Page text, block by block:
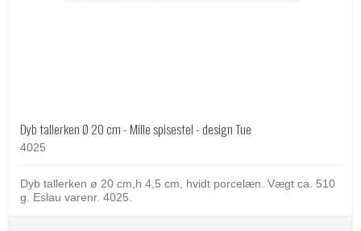
Dyb tallerken Ø 20 cm - Mille spisestel - design Tue
4025
Dyb tallerken ø 20 cm,h 4,5 cm, hvidt porcelæn. Vægt ca. 510
g. Eslau varenr. 4025.